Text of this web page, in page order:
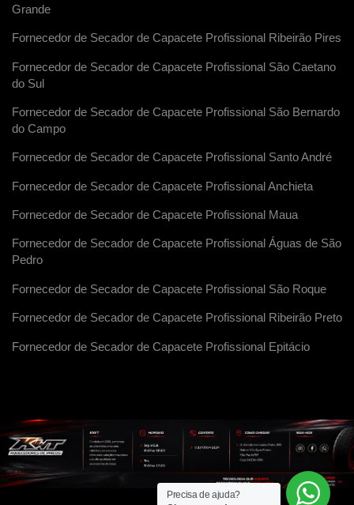
Grande
Fornecedor de Secador de Capacete Profissional Ribeirão Pires
Fornecedor de Secador de Capacete Profissional São Caetano
do Sul
Fornecedor de Secador de Capacete Profissional São Bernardo
do Campo
Fornecedor de Secador de Capacete Profissional Santo André
Fornecedor de Secador de Capacete Profissional Anchieta
Fornecedor de Secador de Capacete Profissional Maua
Fornecedor de Secador de Capacete Profissional Águas de São
Pedro
Fornecedor de Secador de Capacete Profissional São Roque
Fornecedor de Secador de Capacete Profissional Ribeirão Preto
Fornecedor de Secador de Capacete Profissional Epitácio
Precisa de ajuda?